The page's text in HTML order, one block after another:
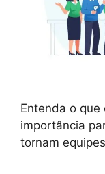
Entenda o que
importância
tornam